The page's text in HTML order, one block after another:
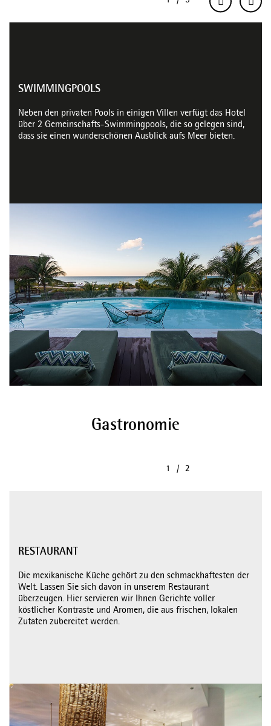
SWIMMINGPOOLS
Neben den privaten Pools in einigen Villen verfügt das Hotel
über 2 Gemeinschafts-Swimmingpools, die so gelegen sind,
dass sie einen wunderschönen Ausblick aufs Meer bieten.
Gastronomie
RESTAURANT
Die mexikanische Küche gehört zu den schmackhaftesten der
Welt. Lassen Sie sich davon in unserem Restaurant
überzeugen. Hier servieren wir Ihnen Gerichte voller
köstlicher Kontraste und Aromen, die aus frischen, lokalen
Zutaten zubereitet werden.